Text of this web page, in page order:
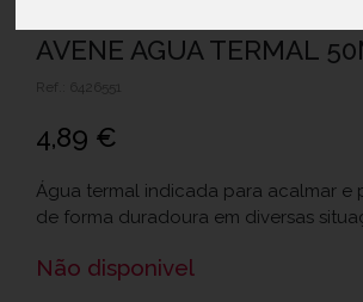
AVENE AGUA TERMAL
Ref.: 6426551
4,89 €
Água termal indicada para acalmar e
de forma duradoura em diversas
Não disponivel